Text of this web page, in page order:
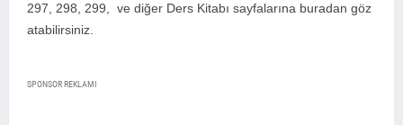
297, 298, 299,
ve diğer Ders Kitabı sayfalarına buradan göz
atabilirsiniz.
SPONSOR REKLAMI